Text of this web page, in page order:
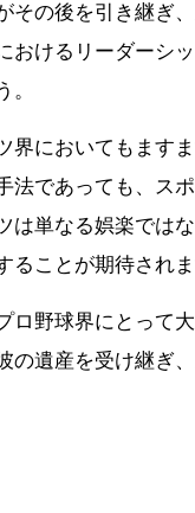
その後を引き継ぎ
おけるリーダーシ
においてもます
法であっても、ス
は単なる娯楽では
ことが期待されま
ロ野球界にとって
遺産を受け継ぎ